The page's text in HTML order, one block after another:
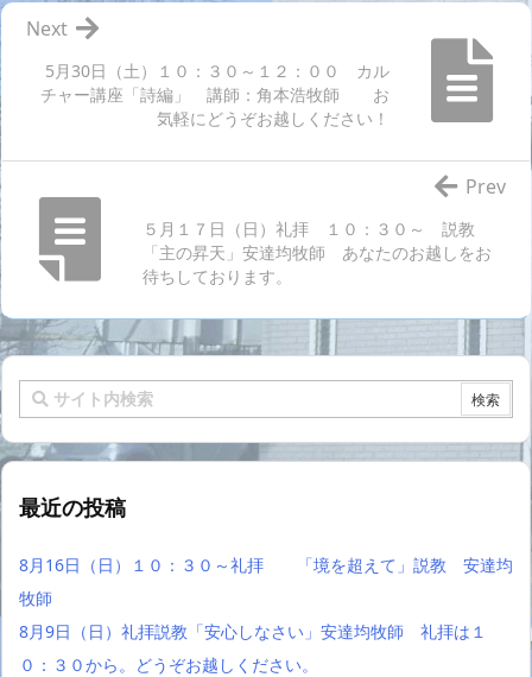
5月30日（土）１０：３０～１２：００ カル
チャー講座「詩編」 講師：角本浩牧師 お
気軽にどうぞお越しください！
Next
５月１７日（日）礼拝 １０：３０～ 説教
「主の昇天」安達均牧師 あなたのお越しをお
待ちしております。
Prev
最近の投稿
8月16日（日）１０：３０～礼拝 「境を超えて」説教 安達均
牧師
8月9日（日）礼拝説教「安心しなさい」安達均牧師 礼拝は１
０：３０から。どうぞお越しください。